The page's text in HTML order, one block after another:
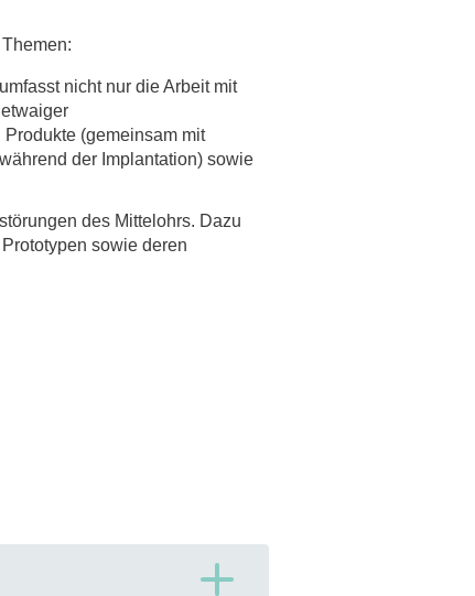
nicht nur die Arbeit mit
(gemeinsam mit
der Implantation) sowie
des Mittelohrs. Dazu
sowie deren